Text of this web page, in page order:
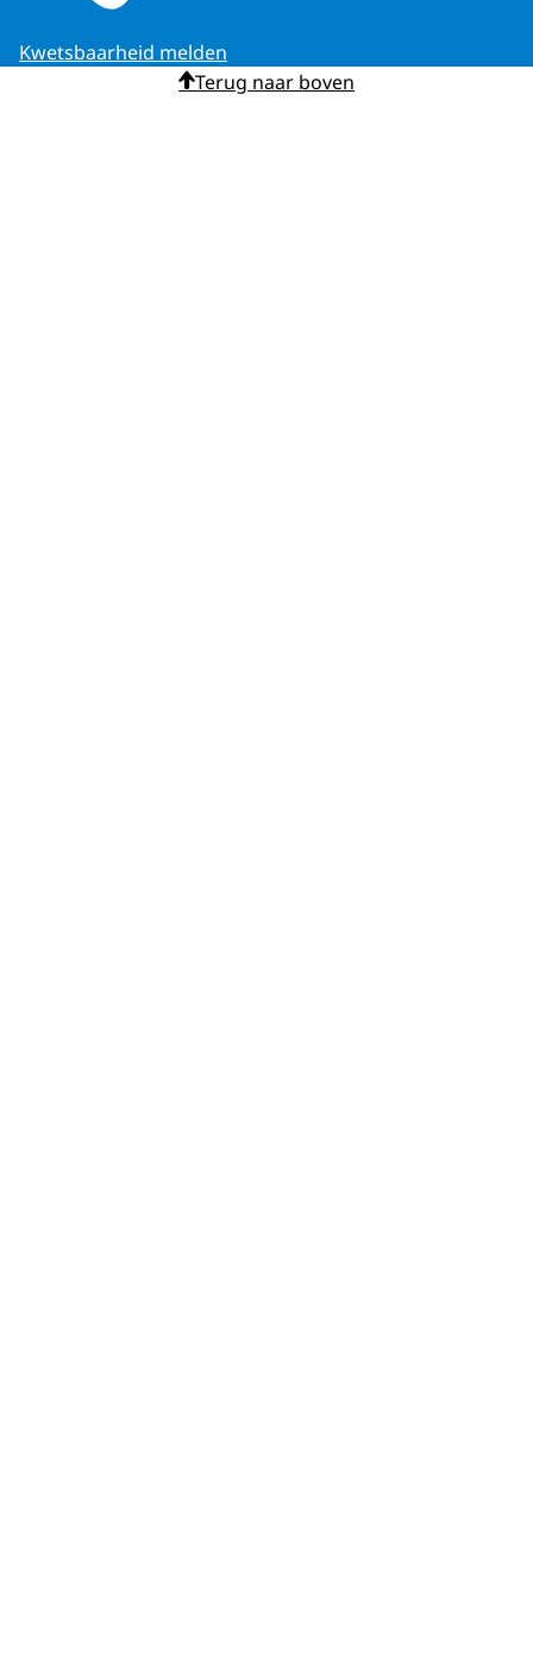
Kwetsbaarheid melden
Terug naar boven